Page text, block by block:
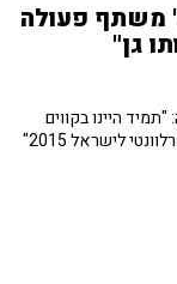
משתף פעולה
גן"
היינו בקווים
לישראל 2015"